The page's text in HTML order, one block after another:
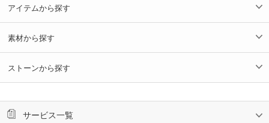
アイテムから探す
素材から探す
ストーンから探す
サービス一覧